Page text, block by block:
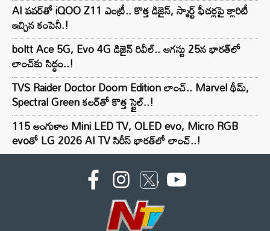
AI పవర్‌తో iQOO Z11 ఎంట్రీ.. కొత్త డిజైన్, స్మార్ట్ ఫీచర్లపై క్లారిటీ
ఇచ్చిన కంపెనీ.!
boltt Ace 5G, Evo 4G డిజైన్ రివీల్.. ఆగస్టు 25న భారత్‌లో
లాంచ్‌కు సిద్ధం..!
TVS Raider Doctor Doom Edition లాంచ్.. Marvel థీమ్,
Spectral Green కలర్‌తో కొత్త స్టైల్..!
115 అంగుళాల Mini LED TV, OLED evo, Micro RGB
evoతో LG 2026 AI TV సిరీస్ భారత్‌లో లాంచ్..!